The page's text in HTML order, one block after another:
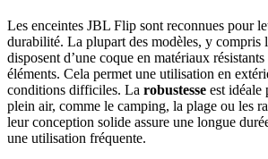
Les enceintes JBL Flip sont reconnues pour
durabilité. La plupart des modèles, y compris
disposent d’une coque en matériaux
éléments. Cela permet une utilisation en
conditions difficiles. La robustesse est idéale
plein air, comme le camping, la plage ou les
leur conception solide assure une longue
une utilisation fréquente.